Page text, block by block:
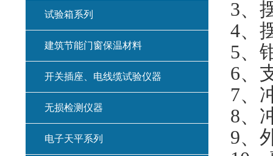
3、
4、
5、
6、
7、
8、
9、
试验箱系列
建筑节能门窗保温材料
开关插座、电线缆试验仪器
无损检测仪器
电子天平系列